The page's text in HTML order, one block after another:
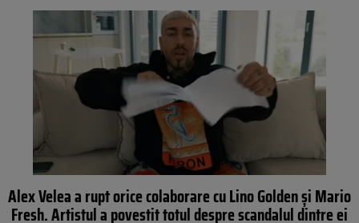
Alex Velea a rupt orice colaborare cu Lino Golden și Mario
Fresh. Artistul a povestit totul despre scandalul dintre ei